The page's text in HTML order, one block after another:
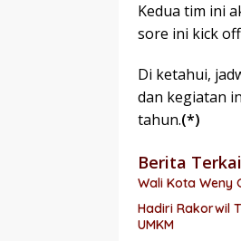
Kedua tim ini
sore ini kick
Di ketahui,
dan kegiatan
tahun.(*)
Berita
Wali Kota Weny
Hadiri Rakorwil
UMKM